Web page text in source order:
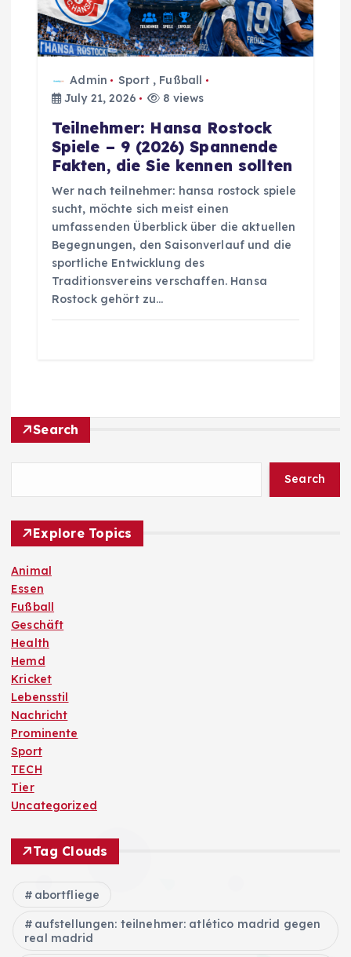
Admin Sport, Fußball
July 21, 2026
8 views
Teilnehmer: Hansa Rostock
Spiele – 9 (2026) Spannende
Fakten, die Sie kennen sollten
Wer nach teilnehmer: hansa rostock spiele
sucht, möchte sich meist einen
umfassenden Überblick über die aktuellen
Begegnungen, den Saisonverlauf und die
sportliche Entwicklung des
Traditionsvereins verschaffen. Hansa
Rostock gehört zu…
Search
Search
Explore Topics
Animal
Essen
Fußball
Geschäft
Health
Hemd
Kricket
Lebensstil
Nachricht
Prominente
Sport
TECH
Tier
Uncategorized
Tag Clouds
abortfliege
aufstellungen: teilnehmer: atlético madrid gegen
real madrid